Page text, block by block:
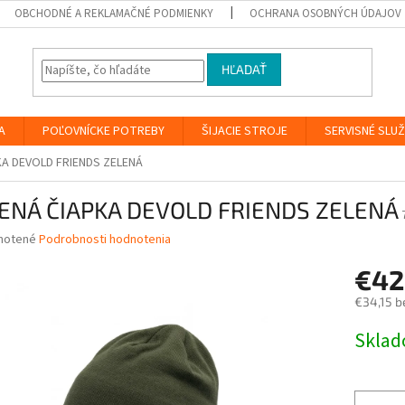
OBCHODNÉ A REKLAMAČNÉ PODMIENKY OCHRANA OSOBNÝCH ÚDAJOV
HĽADAŤ
POĽOVNÍCKE POTREBY ŠIJACIE STROJE SERVISNÉ
DEVOLD FRIENDS ZELENÁ
ČIAPKA DEVOLD FRIENDS ZELENÁ
Podrobnosti hodnotenia
€42
€34,15
cena: